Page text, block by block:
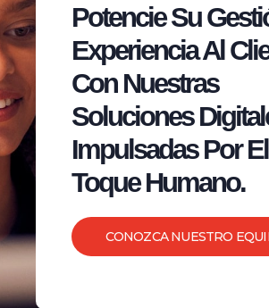
Potencie Su
Experiencia Al
Con Nuestras
Soluciones
Impulsadas Por El
Toque Humano.
CONOZCA NUESTRO